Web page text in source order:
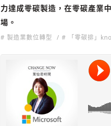
力達成零碳製造，在零碳產業
場。
# 製造業數位轉型 # 「零碳排」